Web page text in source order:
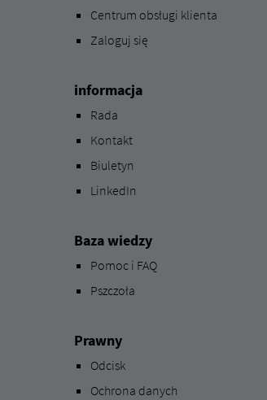
Centrum obsługi klienta
Zaloguj się
informacja
Rada
Kontakt
Biuletyn
LinkedIn
Baza wiedzy
Pomoc i FAQ
Pszczoła
Prawny
Odcisk
Ochrona danych